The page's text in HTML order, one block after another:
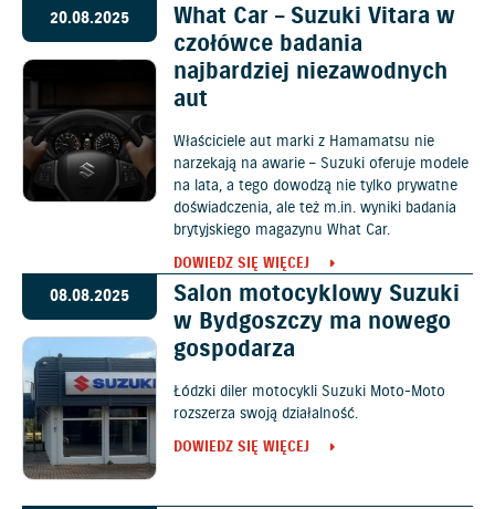
20.08.2025
What Car – Suzuki Vitara w
czołówce badania
najbardziej niezawodnych
aut
Właściciele aut marki z Hamamatsu nie
narzekają na awarie – Suzuki oferuje modele
na lata, a tego dowodzą nie tylko prywatne
doświadczenia, ale też m.in. wyniki badania
brytyjskiego magazynu What Car.
DOWIEDZ SIĘ WIĘCEJ
08.08.2025
Salon motocyklowy Suzuki
w Bydgoszczy ma nowego
gospodarza
Łódzki diler motocykli Suzuki Moto-Moto
rozszerza swoją działalność.
DOWIEDZ SIĘ WIĘCEJ